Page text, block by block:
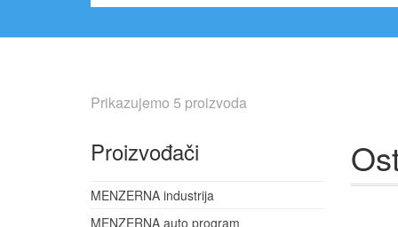
Prikazujemo 5 proizvoda
Proizvođači
MENZERNA industrija
MENZERNA auto program